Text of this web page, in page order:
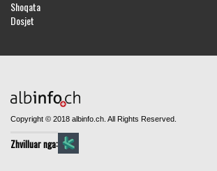
Shoqata
Dosjet
Copyright © 2018 albinfo.ch. All Rights Reserved.
Zhvilluar nga: